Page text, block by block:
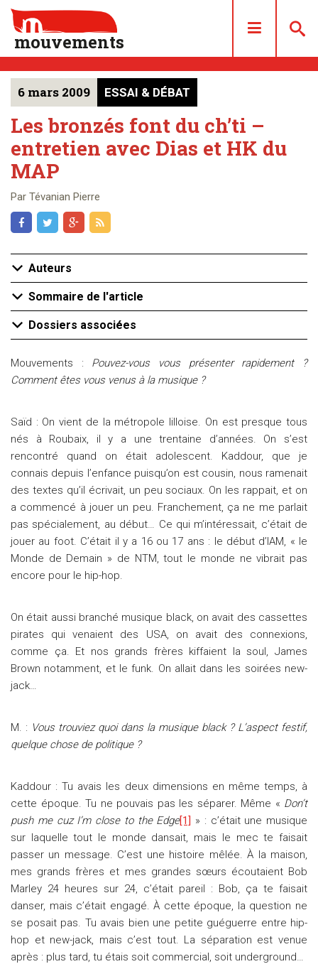
mouvements
DOSSIERS
ARTICLES
LES NUMÉROS
QUI SOMMES NOUS ?
CONTACT
6 mars 2009 ESSAI & DÉBAT
Les bronzés font du ch’ti –
entretien avec Dias et HK du
MAP
Par Tévanian Pierre
Auteurs
Sommaire de l'article
Dossiers associées
Mouvements : Pouvez-vous vous présenter rapidement ?
Comment êtes vous venus à la musique ?
Saïd : On vient de la métropole lilloise. On est presque tous
nés à Roubaix, il y a une trentaine d’années. On s’est
rencontré quand on était adolescent. Kaddour, que je
connais depuis l’enfance puisqu’on est cousin, nous ramenait
des textes qu’il écrivait, un peu sociaux. On les rappait, et on
a commencé à jouer un peu. Franchement, ça ne me parlait
pas spécialement, au début… Ce qui m’intéressait, c’était de
jouer au foot. C’était il y a 16 ou 17 ans : le début d’IAM, « le
Monde de Demain » de NTM, tout le monde ne vibrait pas
encore pour le hip-hop.
On était aussi branché musique black, on avait des cassettes
pirates qui venaient des USA, on avait des connexions,
comme ça. Et nos grands frères kiffaient la soul, James
Brown notamment, et le funk. On allait dans les soirées new-
jack…
M. : Vous trouviez quoi dans la musique black ? L’aspect festif,
quelque chose de politique ?
Kaddour : Tu avais les deux dimensions en même temps, à
cette époque. Tu ne pouvais pas les séparer. Même « Don’t
push me cuz I’m close to the Edge[1] » : c’était une musique
sur laquelle tout le monde dansait, mais le mec te faisait
passer un message. C’est une histoire mêlée. À la maison,
mes grands frères et mes grandes sœurs écoutaient Bob
Marley 24 heures sur 24, c’était pareil : Bob, ça te faisait
danser, mais c’était engagé. À cette époque, la question ne
se posait pas. Tu avais bien une petite guéguerre entre hip-
hop et new-jack, mais c’est tout. La séparation est venue
après : plus tard, tu étais soit commercial, soit underground…